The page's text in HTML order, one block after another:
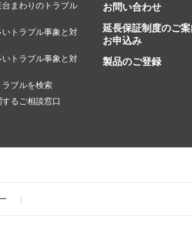
台まわりのトラブル
いトラブル事象と対
いトラブル事象と対
ラブルを検索
るご相談窓口
お問い合わせ
延長保証制度のご
お申込み
製品のご登録